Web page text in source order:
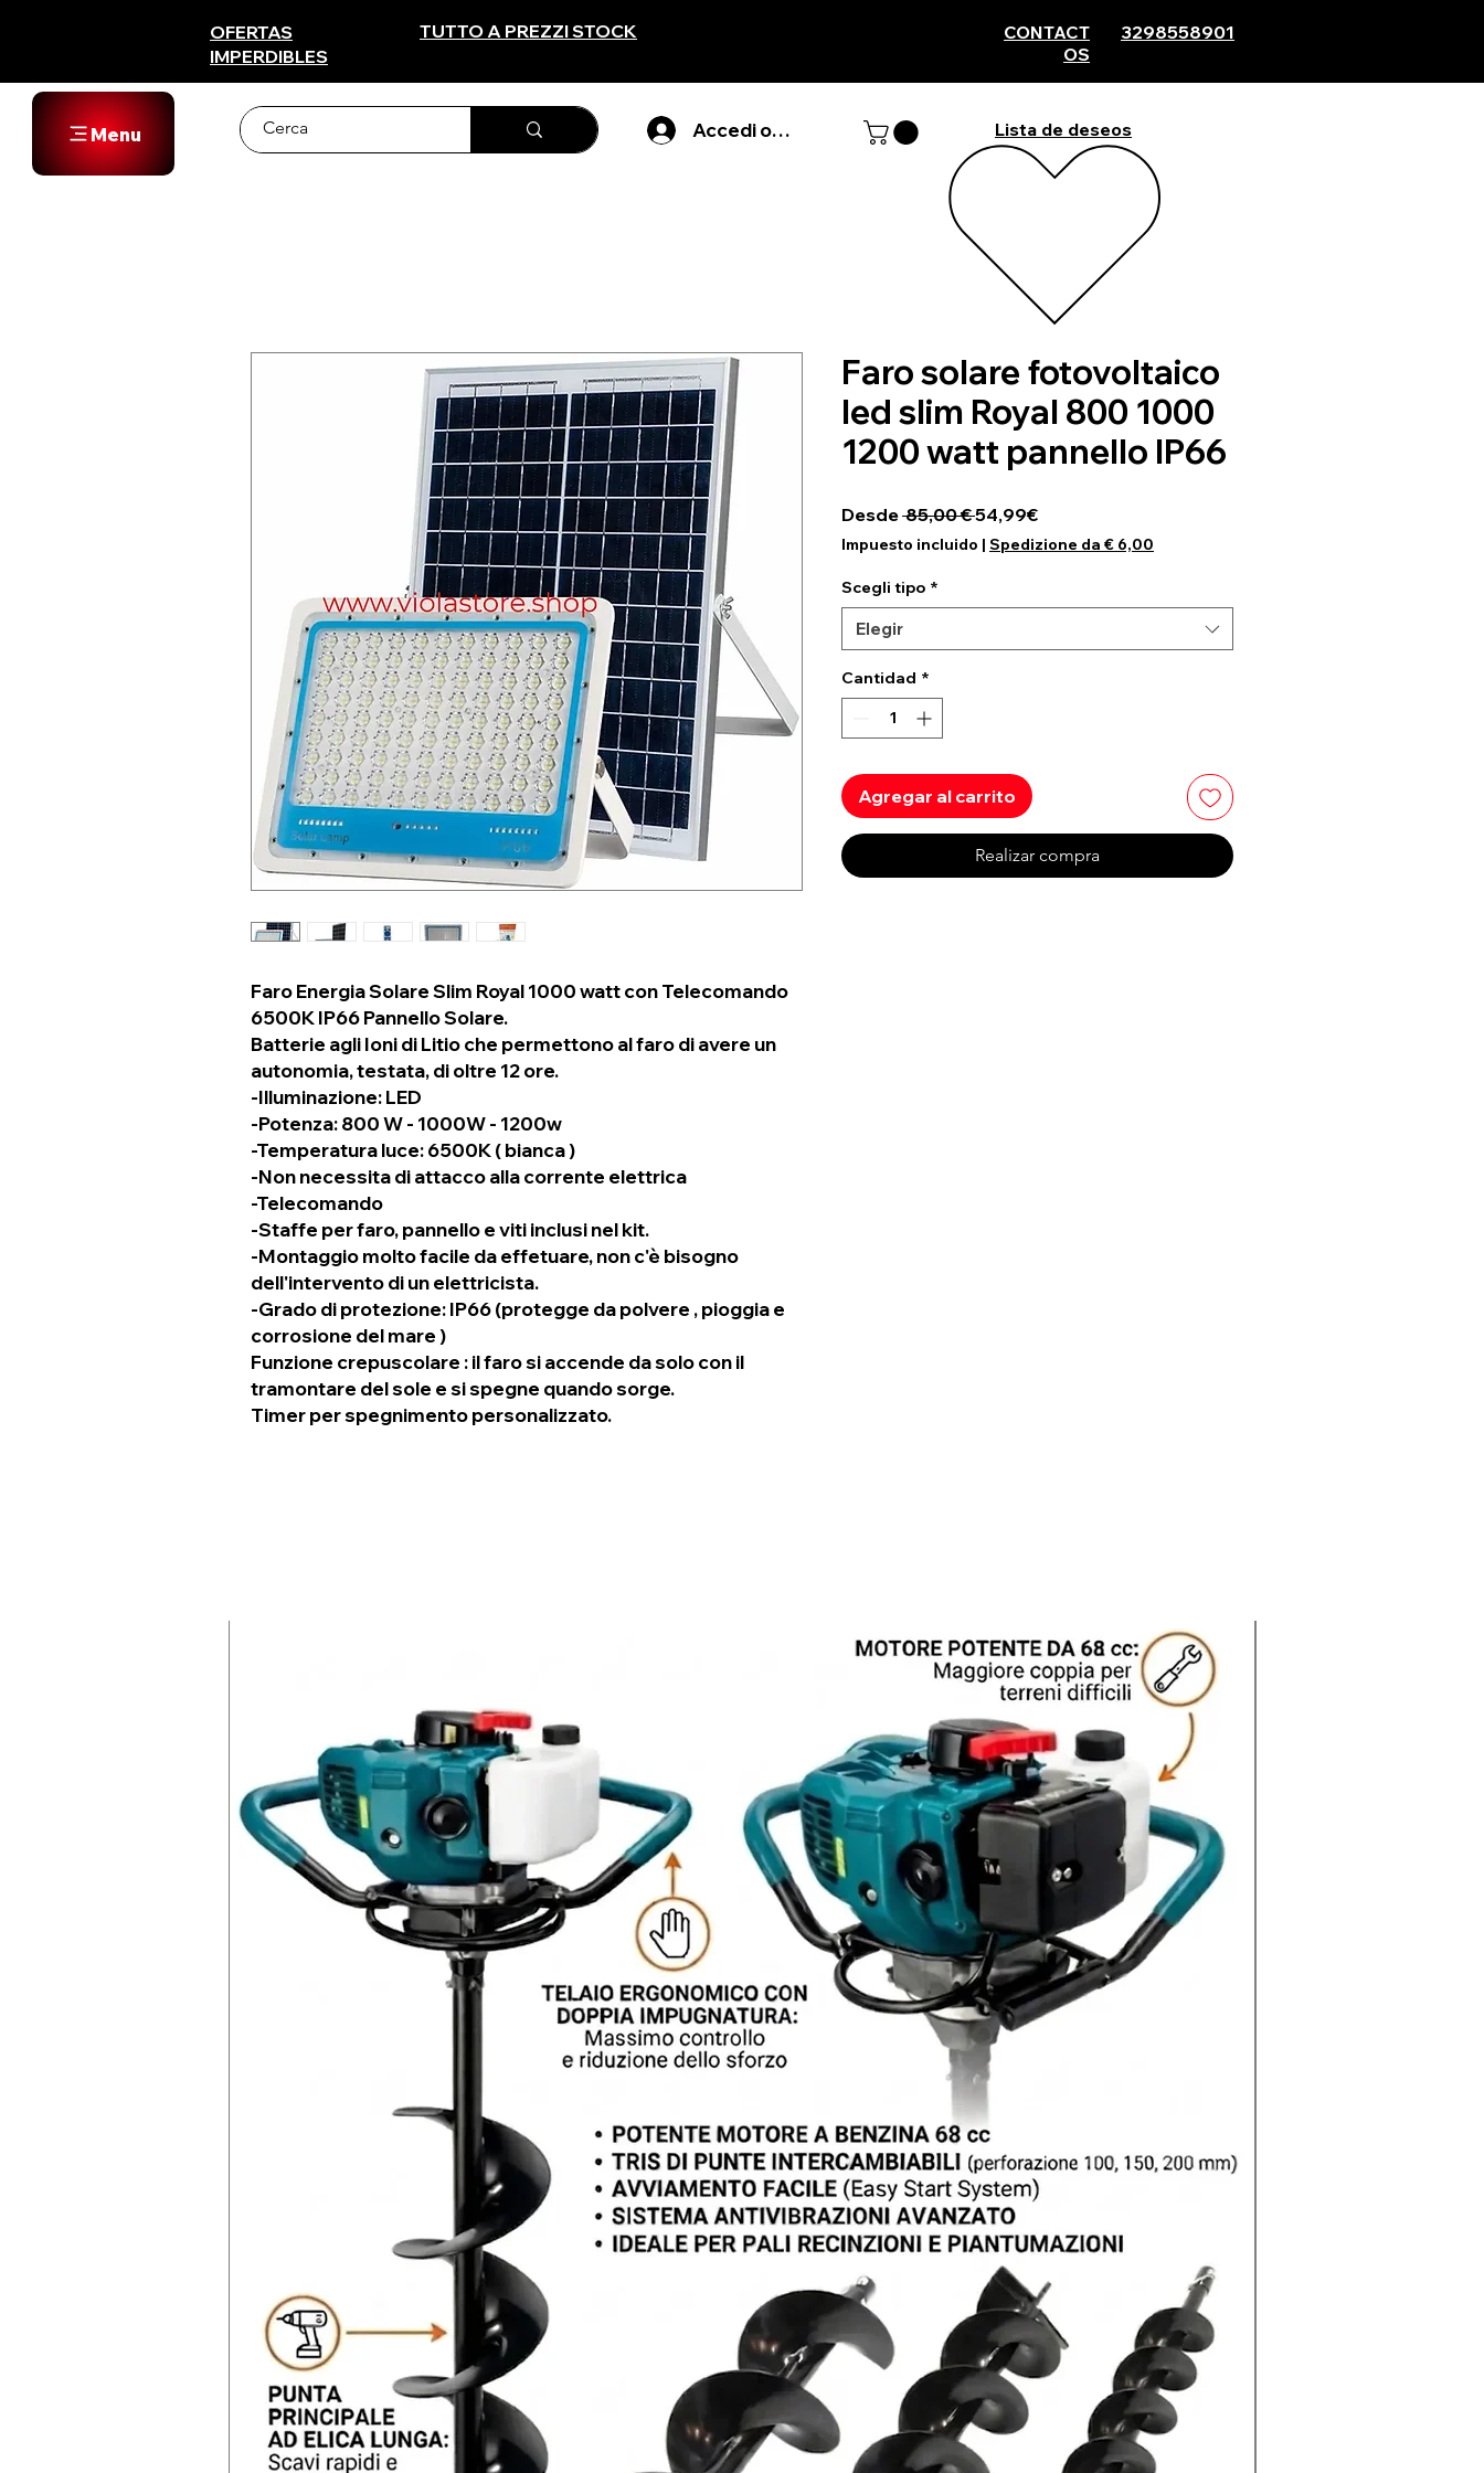
OFERTAS
IMPERDIBLES
TUTTO A PREZZI STOCK
CONTACT
OS
3298558901
Menu Accedi o registarti Lista de deseos
Faro Energia Solare Slim Royal 1000 watt con Telecomando
6500K IP66 Pannello Solare.
Batterie agli Ioni di Litio che permettono al faro di avere un
autonomia, testata, di oltre 12 ore.
-Illuminazione: LED
-Potenza: 800 W - 1000W - 1200w
-Temperatura luce: 6500K ( bianca )
-Non necessita di attacco alla corrente elettrica
-Telecomando
-Staffe per faro, pannello e viti inclusi nel kit.
-Montaggio molto facile da effetuare, non c'è bisogno
dell'intervento di un elettricista.
-Grado di protezione: IP66 (protegge da polvere , pioggia e
corrosione del mare )
Funzione crepuscolare : il faro si accende da solo con il
tramontare del sole e si spegne quando sorge.
Timer per spegnimento personalizzato.
Faro solare fotovoltaico
led slim Royal 800 1000
1200 watt pannello IP66
Desde 85,00 € Precio
54,99€Precio de oferta
Impuesto incluido | Spedizione da € 6,00
Scegli tipo *
Elegir
Cantidad *
Agregar al carrito
Realizar compra